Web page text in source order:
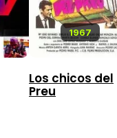
1967
Los chicos del
Preu